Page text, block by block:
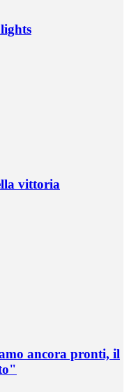
vittoria
ancora pronti, il